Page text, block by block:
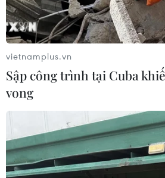
vietnamplus.vn
Sập công trình tại Cuba
vong